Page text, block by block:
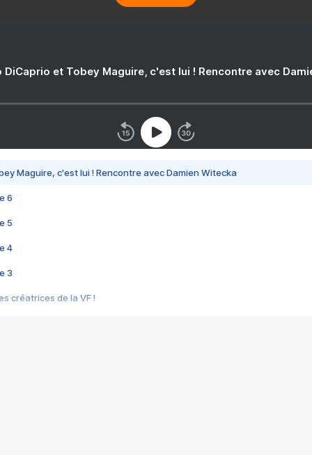
DiCaprio et Tobey Maguire, c'est lui ! Rencontre avec
Maguire, c'est lui ! Rencontre avec Damien Witecka
6
5
4
3
créatrices de la VF !